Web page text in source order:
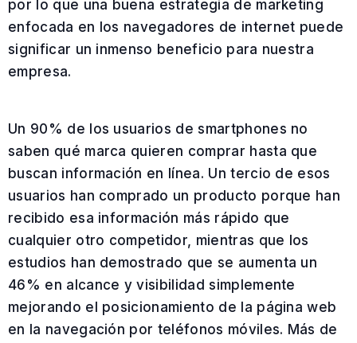
por lo que una buena estrategia de marketing
enfocada en los navegadores de internet puede
significar un inmenso beneficio para nuestra
empresa.
Un 90% de los usuarios de smartphones no
saben qué marca quieren comprar hasta que
buscan información en línea. Un tercio de esos
usuarios han comprado un producto porque han
recibido esa información más rápido que
cualquier otro competidor, mientras que los
estudios han demostrado que se aumenta un
46% en alcance y visibilidad simplemente
mejorando el posicionamiento de la página web
en la navegación por teléfonos móviles. Más de